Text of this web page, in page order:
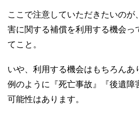
ここで注意していただきたいのが
害に関する補償を利用する機会っ
てこと。
いや、利用する機会はもちろんあ
例のように『死亡事故』『後遺障
可能性はあります。